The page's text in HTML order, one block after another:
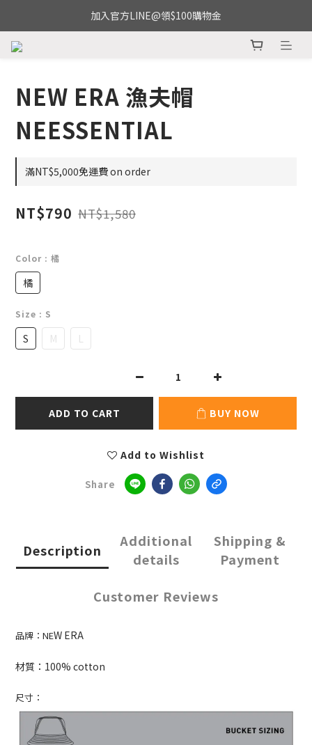
加入官方LINE@領$100購物金
NEW ERA 漁夫帽
NEESSENTIAL
滿NT$5,000免運費 on order
NT$790 NT$1,580
Color : 橘
橘
Size : S
S M L
ADD TO CART BUY NOW
Add to Wishlist
Share
Description
Additional
details
Shipping &
Payment
Customer Reviews
品牌：NEW ERA
材質：100% cotton
尺寸：